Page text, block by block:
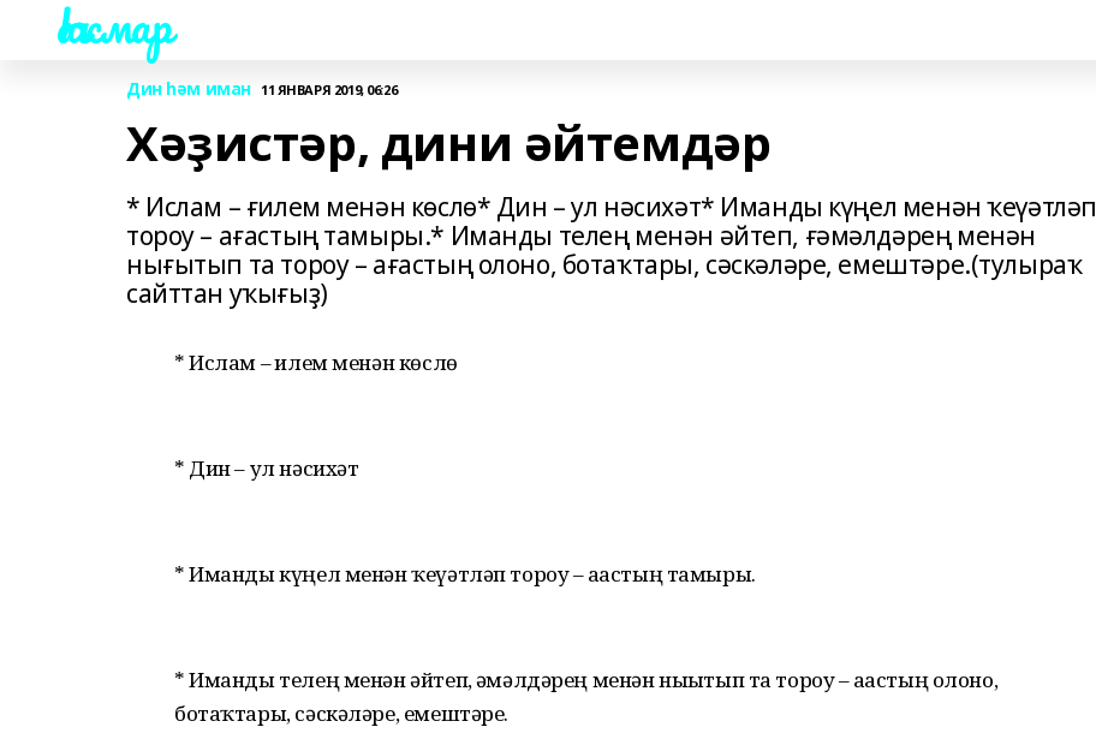
Һаҡмар
Дин һәм иман 11 ЯНВАРЯ 2019, 06:26
Хәҙистәр, дини әйтемдәр
* Ислам – ғилем менән көслө* Дин – ул нәсихәт* Иманды күңел менән ҡеүәтләп
тороу – ағастың тамыры.* Иманды телең менән әйтеп, ғәмәлдәрең менән
нығытып та тороу – ағастың олоно, ботаҡтары, сәскәләре, емештәре.(тулыраҡ
сайттан уҡығыҙ)
* Ислам – ғилем менән көслө
* Дин – ул нәсихәт
* Иманды күңел менән ҡеүәтләп тороу – ағастың тамыры.
* Иманды телең менән әйтеп, ғәмәлдәрең менән нығытып та тороу – ағастың олоно,
ботаҡтары, сәскәләре, емештәре.